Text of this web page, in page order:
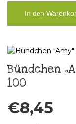
In den
Bündchen
100
€8,45